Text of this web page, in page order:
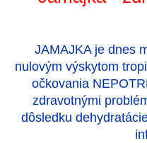
JAMAJKA je dnes
nulovým výskytom
očkovania
zdravotnými
dôsledku